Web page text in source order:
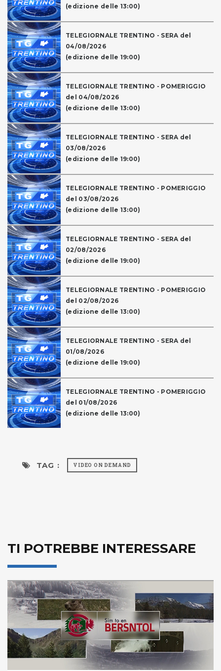
(edizione delle 13:00)
TELEGIORNALE TRENTINO - SERA del
04/08/2026
(edizione delle 19:00)
TELEGIORNALE TRENTINO - POMERIGGIO
del 04/08/2026
(edizione delle 13:00)
TELEGIORNALE TRENTINO - SERA del
03/08/2026
(edizione delle 19:00)
TELEGIORNALE TRENTINO - POMERIGGIO
del 03/08/2026
(edizione delle 13:00)
TELEGIORNALE TRENTINO - SERA del
02/08/2026
(edizione delle 19:00)
TELEGIORNALE TRENTINO - POMERIGGIO
del 02/08/2026
(edizione delle 13:00)
TELEGIORNALE TRENTINO - SERA del
01/08/2026
(edizione delle 19:00)
TELEGIORNALE TRENTINO - POMERIGGIO
del 01/08/2026
(edizione delle 13:00)
TAG : VIDEO ON DEMAND
TI POTREBBE INTERESSARE